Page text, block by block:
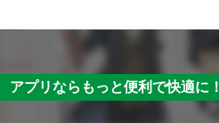
アプリならもっと便利で快適に！